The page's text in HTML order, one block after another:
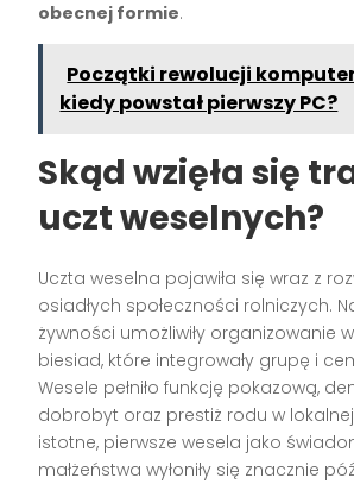
obecnej formie.
Początki rewolucji
kiedy powstał pierwszy PC?
Skąd wzięła się
uczt weselnych?
Uczta weselna pojawiła się wraz z
osiadłych społeczności rolniczych.
żywności umożliwiły organizowanie
biesiad, które integrowały grupę i
Wesele pełniło funkcję pokazową,
dobrobyt oraz prestiż rodu w
istotne, pierwsze wesela jako
małżeństwa wyłoniły się znacznie